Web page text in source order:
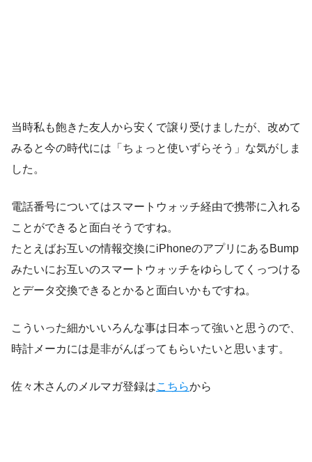
当時私も飽きた友人から安くで譲り受けましたが、改めて
みると今の時代には「ちょっと使いずらそう」な気がしま
した。
電話番号についてはスマートウォッチ経由で携帯に入れる
ことができると面白そうですね。
たとえばお互いの情報交換にiPhoneのアプリにあるBump
みたいにお互いのスマートウォッチをゆらしてくっつける
とデータ交換できるとかると面白いかもですね。
こういった細かいいろんな事は日本って強いと思うので、
時計メーカには是非がんばってもらいたいと思います。
佐々木さんのメルマガ登録はこちらから